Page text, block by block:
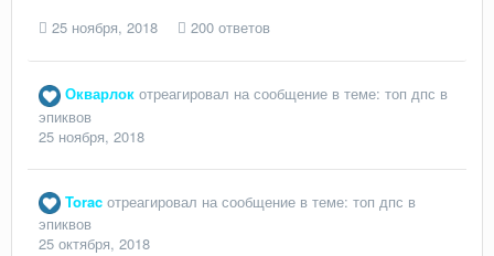
25 ноября, 2018
200 ответов
Окварлок отреагировал на сообщение в теме: топ дпс в
эпиквов
25 ноября, 2018
Torac отреагировал на сообщение в теме: топ дпс в
эпиквов
25 октября, 2018